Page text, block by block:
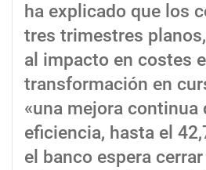
ha explicado que los
tres trimestres
al impacto en costes
transformación en
«una mejora continua
eficiencia, hasta el
el banco espera